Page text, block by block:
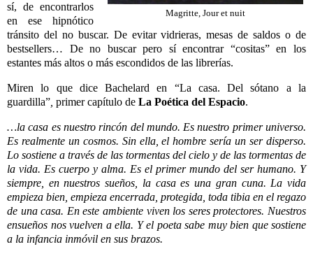
Magritte, Jour et nuit
sí, de encontrarlos
en ese hipnótico
tránsito del no buscar. De evitar vidrieras, mesas de saldos o de
bestsellers… De no buscar pero sí encontrar “cositas” en los
estantes más altos o más escondidos de las librerías.
Miren lo que dice Bachelard en “La casa. Del sótano a la
guardilla” primer capítulo de La Poética del Espacio.
…la casa es nuestro rincón del mundo. Es nuestro primer universo.
Es realmente un cosmos. Sin ella, el hombre sería un ser disperso.
Lo sostiene a través de las tormentas del cielo y de las tormentas de
la vida. Es cuerpo y alma. Es el primer mundo del ser humano. Y
siempre, en nuestros sueños, la casa es una gran cuna. La vida
empieza bien, empieza encerrada, protegida, toda tibia en el regazo
de una casa. En este ambiente viven los seres protectores. Nuestros
ensueños nos vuelven a ella. Y el poeta sabe muy bien que sostiene
a la infancia inmóvil en sus brazos.